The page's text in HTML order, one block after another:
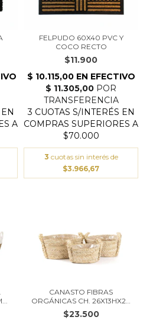
FELPUDO 60X40 PVC Y
COCO RECTO
$11.900
3 cuotas sin interés de
$3.966,67
CANASTO FIBRAS
ORGÁNICAS CH. 26X13HX20
C...
$23.500